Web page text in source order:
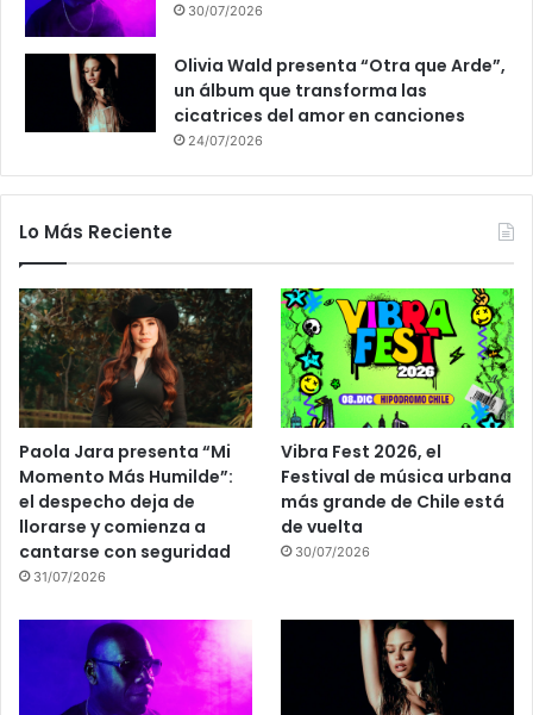
30/07/2026
Olivia Wald presenta “Otra que Arde”,
un álbum que transforma las
cicatrices del amor en canciones
24/07/2026
Lo Más Reciente
Paola Jara presenta “Mi
Momento Más Humilde”:
el despecho deja de
llorarse y comienza a
cantarse con seguridad
31/07/2026
Vibra Fest 2026, el
Festival de música urbana
más grande de Chile está
de vuelta
30/07/2026